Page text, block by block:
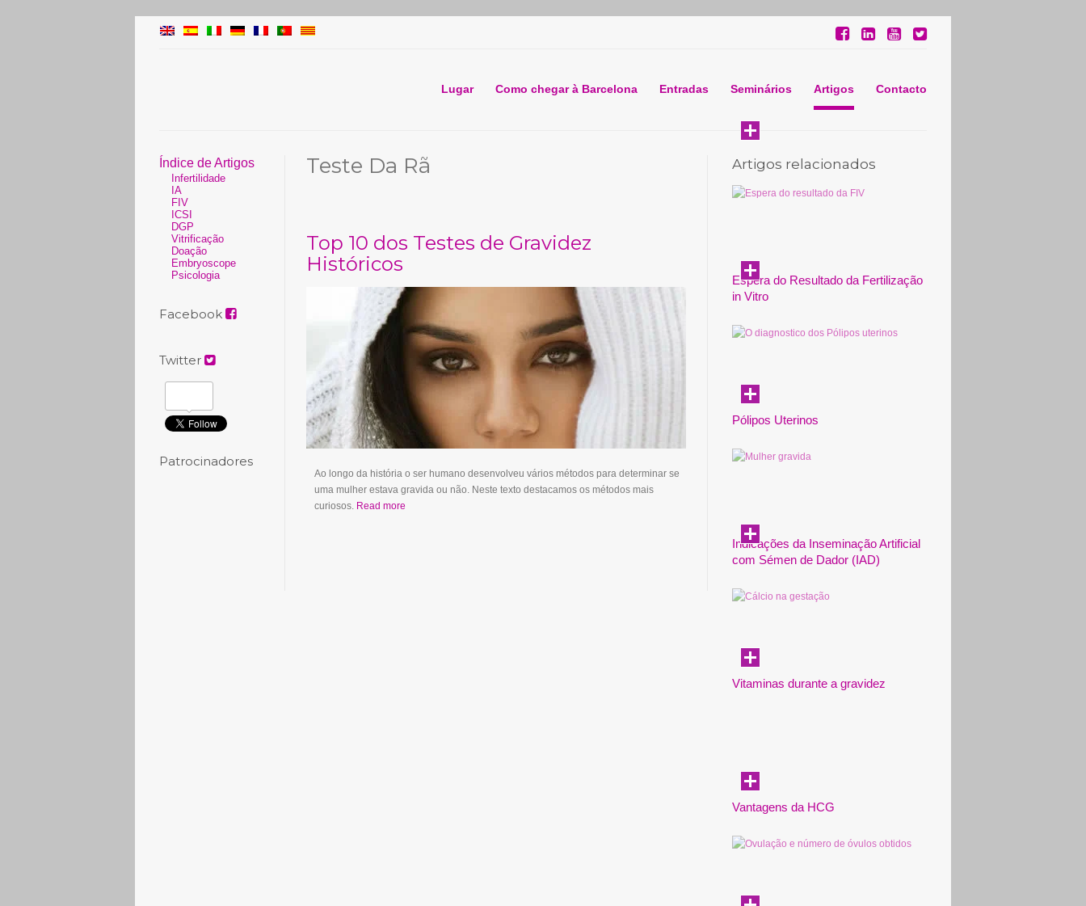
Lugar Como chegar à Barcelona Entradas Seminários Artigos Contacto
Índice de Artigos
Infertilidade
IA
FIV
ICSI
DGP
Vitrificação
Doação
Embryoscope
Psicologia
Facebook
Twitter
Patrocinadores
Teste Da Rã
Top 10 dos Testes de Gravidez
Históricos
Ao longo da história o ser humano desenvolveu vários métodos para determinar se
uma mulher estava gravida ou não. Neste texto destacamos os métodos mais
curiosos. Read more
Artigos relacionados
Espera do Resultado da Fertilização
in Vitro
Pólipos Uterinos
Indicações da Inseminação Artificial
com Sémen de Dador (IAD)
Vitaminas durante a gravidez
Vantagens da HCG